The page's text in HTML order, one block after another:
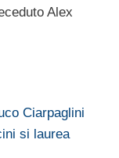
Alex
Ciarpaglini
si laurea